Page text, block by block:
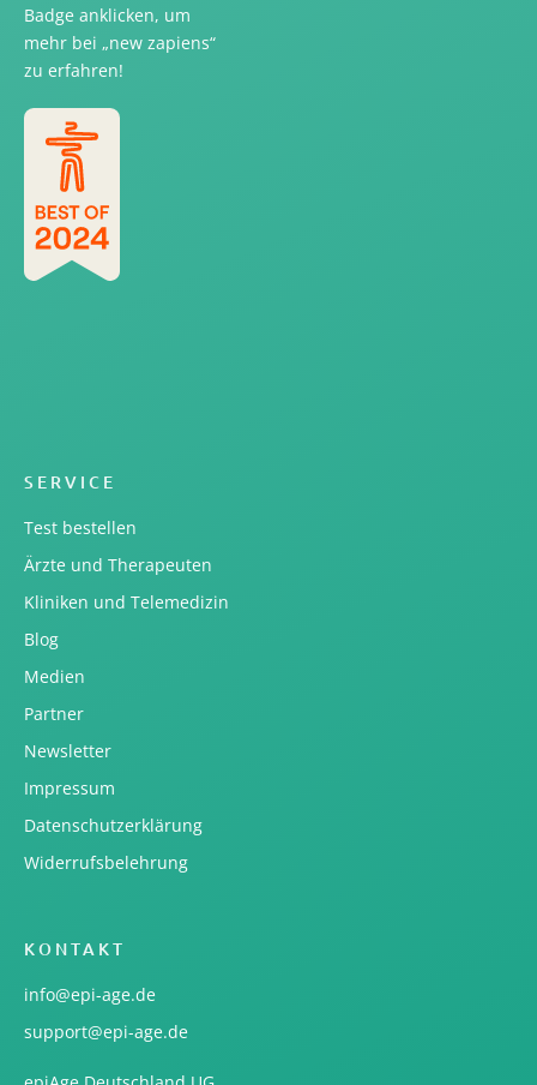
SERVICE
Test bestellen
Ärzte und Therapeuten
Kliniken und Telemedizin
Blog
Medien
Partner
Newsletter
Impressum
Datenschutzerklärung
Widerrufsbelehrung
KONTAKT
info@epi-age.de
support@epi-age.de
Badge anklicken, um
mehr bei „new zapiens“
zu erfahren!